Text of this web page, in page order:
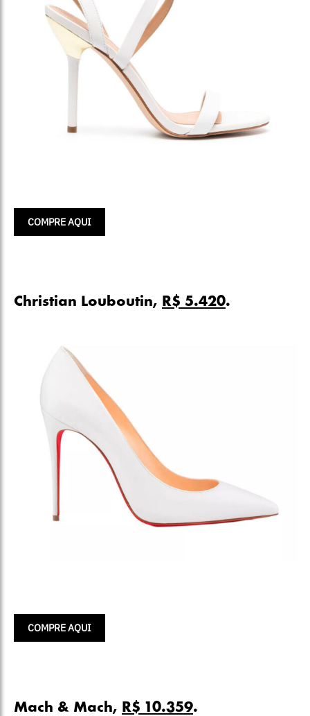
COMPRE AQUI
Christian Louboutin, R$ 5.420.
COMPRE AQUI
Mach & Mach, R$ 10.359.